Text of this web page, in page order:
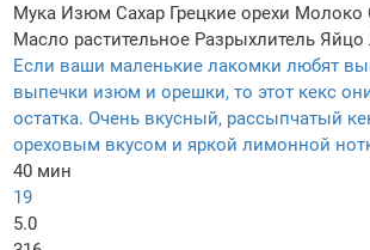
Мука Изюм Сахар Грецкие орехи Молоко
Масло растительное Разрыхлитель Яйцо
Если ваши маленькие лакомки любят
выпечки изюм и орешки, то этот кекс
остатка. Очень вкусный, рассыпчатый
ореховым вкусом и яркой лимонной
40 мин
19
5.0